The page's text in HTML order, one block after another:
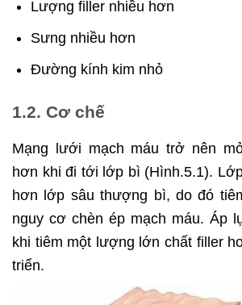
Lượng filler nhiều hơn
Sưng nhiều hơn
Đường kính kim nhỏ
1.2. Cơ chế
Mạng lưới mạch máu trở nên
hơn khi đi tới lớp bì (Hình.5.1).
hơn lớp sâu thượng bì, do đó
nguy cơ chèn ép mạch máu. Áp
khi tiêm một lượng lớn chất filler
triển.